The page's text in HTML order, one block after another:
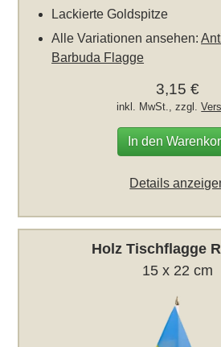
Lackierte Goldspitze
Alle Variationen ansehen:
Barbuda Flagge
3,15 €
inkl. MwSt., zzgl.
In den
Details
Holz Tischflagge
15 x 22 cm